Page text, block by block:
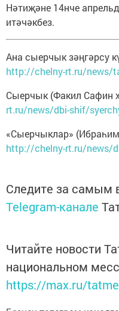
Нәтиҗәне 14нче
итәчәкбез.
Ана сыерчык зәңгәрсу
http://chelny-rt.ru/news/
Сыерчык (Факил Сафин
rt.ru/news/dbi-shif/
«Сыерчыклар»
http://chelny-rt.ru/news/
Следите за самым
Telegram-канале
Читайте новости
национальном
https://max.ru/